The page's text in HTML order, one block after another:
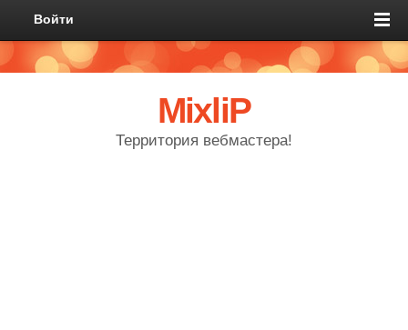
Войти
MixliP
Территория вебмастера!